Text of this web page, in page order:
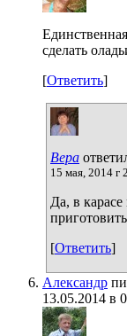
сделать
[Ответить]
Вера
15 мая, 2014 г
Да, в
[Ответить]
Александр
13.05.2014 в